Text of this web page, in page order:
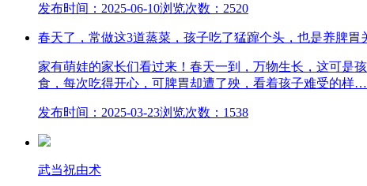
发布时间：2025-06-10浏览次数：2520
春天了，常做这3道蒸菜，孩子吃了猛蹿个头，也是养脾胃
家有萌娃的家长们看过来！春天一到，万物生长，这可是
食，每次吃得开心，可脾胃却遭了殃，看着孩子难受的样…
发布时间：2025-03-23浏览次数：1538
武当祝由术